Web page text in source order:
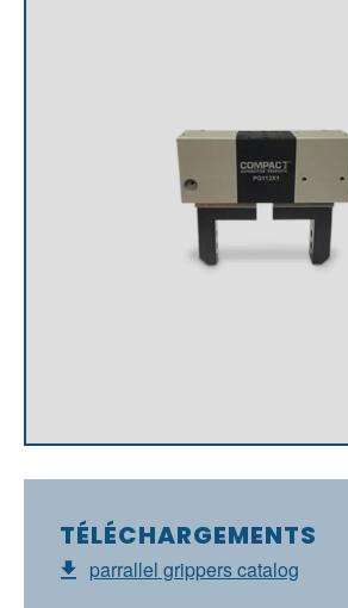
TÉLÉCHARGEMENTS
parrallel grippers catalog